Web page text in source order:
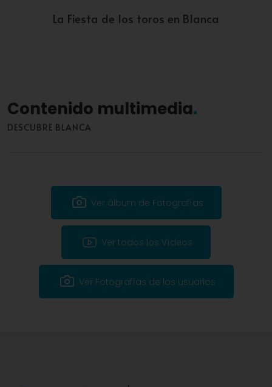
La Fiesta de los toros en Blanca
Contenido multimedia
DESCUBRE BLANCA
Ver álbum de Fotografías
Ver todos los Vídeos
Ver Fotografías de los usuarios